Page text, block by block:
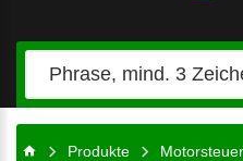
Produkte